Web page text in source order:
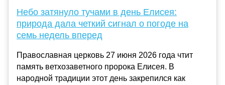
Небо затянуло тучами в день Елисея:
природа дала четкий сигнал о погоде на
семь недель вперед
Православная церковь 27 июня 2026 года чтит
память ветхозаветного пророка Елисея. В
народной традиции этот день закрепился как